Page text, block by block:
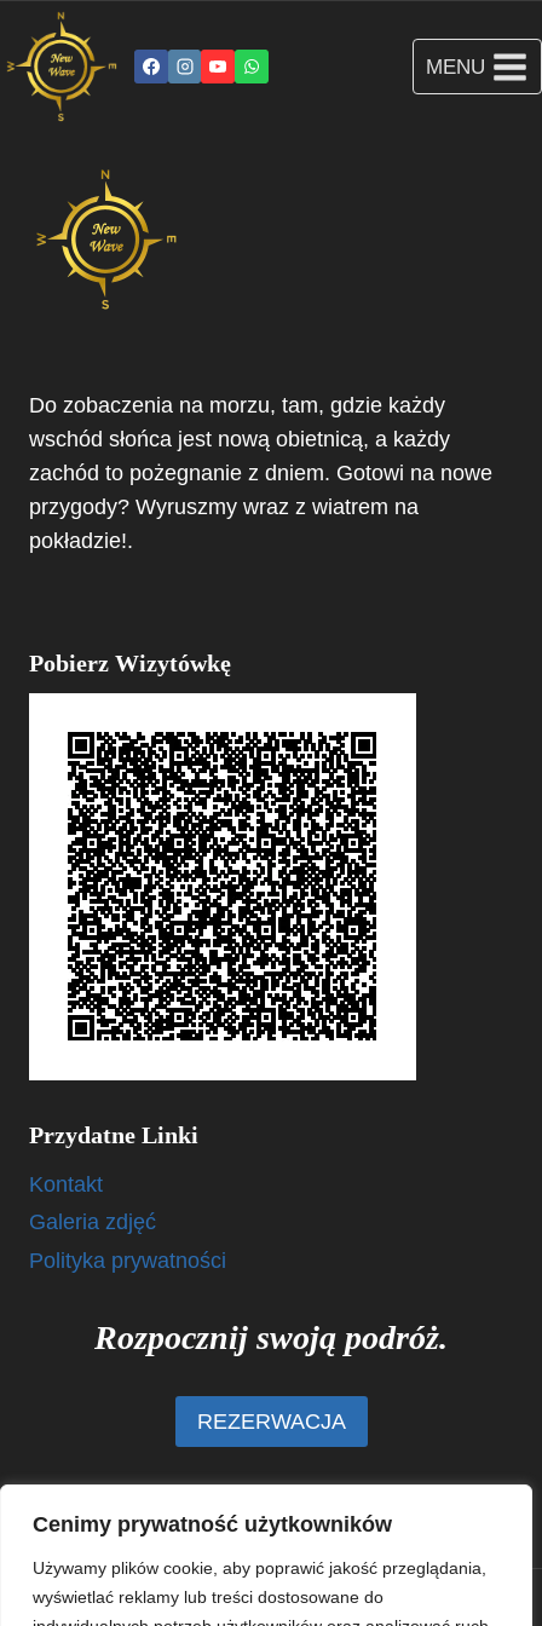
Cenimy prywatność użytkowników
Używamy plików cookie, aby poprawić jakość przeglądania,
wyświetlać reklamy lub treści dostosowane do
Przejdź
treści
MENU
Do zobaczenia na morzu, tam, gdzie każdy
wschód słońca jest nową obietnicą, a każdy
zachód to pożegnanie z dniem. Gotowi na nowe
przygody? Wyruszmy wraz z wiatrem na
pokładzie!.
Pobierz Wizytówkę
Przydatne Linki
Kontakt
Galeria zdjęć
Polityka prywatności
Rozpocznij swoją podróż.
REZERWACJA